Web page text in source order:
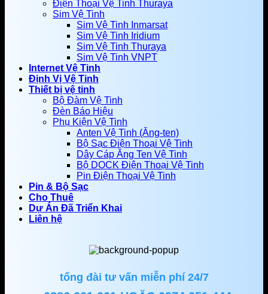
Điện Thoại Vệ Tinh Thuraya
Sim Vệ Tinh
Sim Vệ Tinh Inmarsat
Sim Vệ Tinh Iridium
Sim Vệ Tinh Thuraya
Sim Vệ Tinh VNPT
Internet Vệ Tinh
Định Vị Vệ Tinh
Thiết bị vệ tinh
Bộ Đàm Vệ Tinh
Đèn Báo Hiệu
Phụ Kiện Vệ Tinh
Anten Vệ Tinh (Ăng-ten)
Bộ Sạc Điện Thoại Vệ Tinh
Dây Cáp Ăng Ten Vệ Tinh
Bộ DOCK Điện Thoại Vệ Tinh
Pin Điện Thoại Vệ Tinh
Pin & Bộ Sạc
Cho Thuê
Dự Án Đã Triển Khai
Liên hệ
tổng đài tư vấn miễn phí 24/7